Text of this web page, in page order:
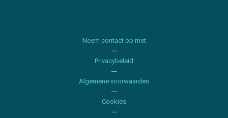
Neem contact op met
Privacybeleid
Algemene voorwaarden
Cookies